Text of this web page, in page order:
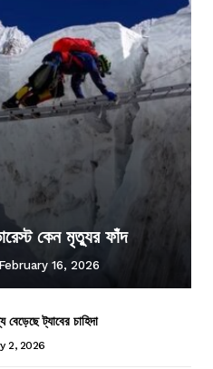
কেন মৃত্যুর ফাঁদ
February 16, 2026
বেড়েছে ট্যাবের চাহিদা
2, 2026